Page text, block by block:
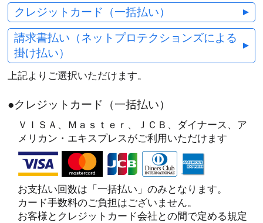
クレジットカード（一括払い）
請求書払い（ネットプロテクションズによる
掛け払い）
上記よりご選択いただけます。
●クレジットカード（一括払い）
ＶＩＳＡ、Ｍａｓｔｅｒ、ＪＣＢ、ダイナース、ア
メリカン・エキスプレスがご利用いただけます
お支払い回数は「一括払い」のみとなります。
カード手数料のご負担はございません。
お客様とクレジットカード会社との間で定める規定